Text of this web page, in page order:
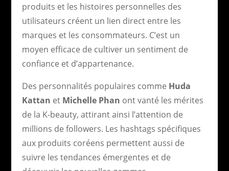
produits et les histoires personnelles des
utilisateurs créent un lien direct entre les
marques et les consommateurs. C’est un
moyen efficace de cultiver un sentiment de
confiance et d’appartenance.
Des personnalités populaires comme Huda
Kattan et Michelle Phan ont vanté les mérites
de la K-beauty, attirant ainsi l’attention de
millions de followers. Les hashtags spécifiques
aux produits coréens permettent aussi de
suivre les tendances émergentes et de